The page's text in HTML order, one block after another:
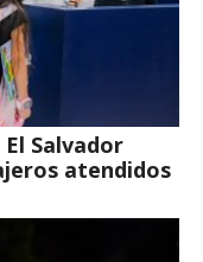
Salvador
atendidos